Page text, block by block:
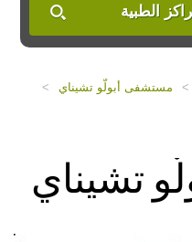
الطبية
> مستشفى أبولّو تشيناي
>
تشيناي